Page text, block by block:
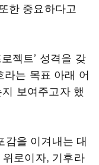
한 중요하다고
젝트’ 성격을 갖
라는 목표 아래 어
보여주고자 했
감을 이겨내는 대
위로이자, 기후라